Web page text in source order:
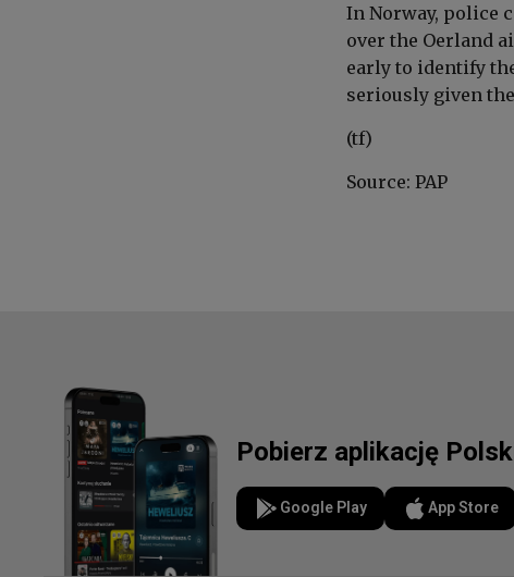
In Norway, police
over the Oerland
early to identify
seriously given
(tf)
Source: PAP
Pobierz aplikację
Google Play App Store